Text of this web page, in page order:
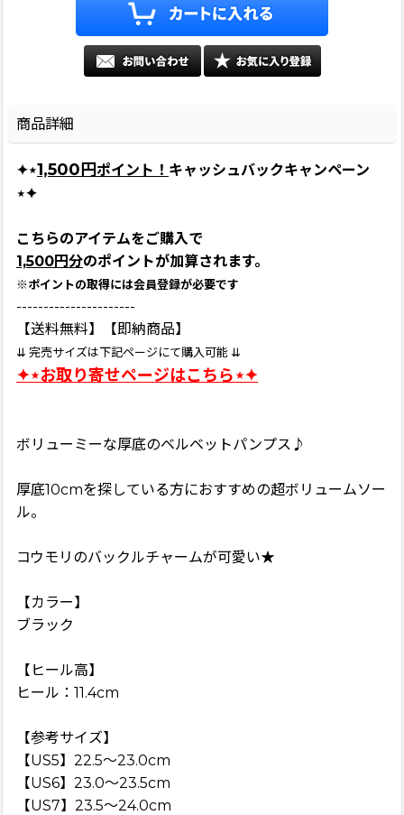
商品詳細
✦⋆1,500円ポイント！ キャッシュバックキャンペーン
⋆✦
こちらのアイテムをご購入で
1,500円分のポイントが加算されます。
※ポイントの取得には会員登録が必要です
----------------------
【送料無料】【即納商品】
⇊ 完売サイズは下記ページにて購入可能 ⇊
✦⋆お取り寄せページはこちら⋆✦
ボリューミーな厚底のベルベットパンプス♪
厚底10cmを探している方におすすめの超ボリュームソー
ル。
コウモリのバックルチャームが可愛い★
【カラー】
ブラック
【ヒール高】
ヒール：11.4cm
【参考サイズ】
【US5】22.5〜23.0cm
【US6】23.0〜23.5cm
【US7】23.5〜24.0cm